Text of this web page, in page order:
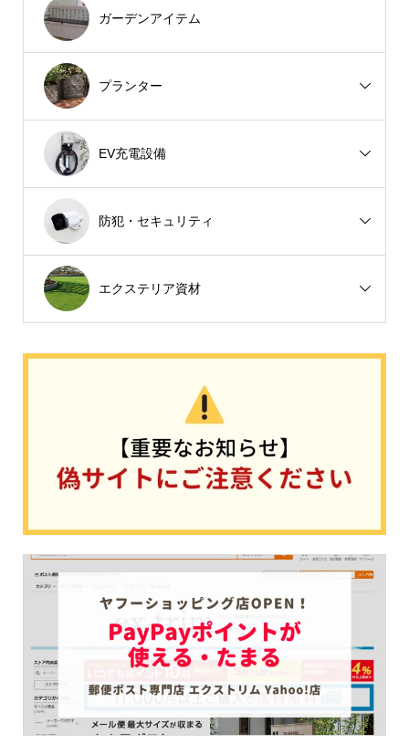
ガーデンアイテム
プランター
EV充電設備
防犯・セキュリティ
エクステリア資材